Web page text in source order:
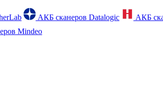
АКБ сканеров Datalogic АКБ
Mindeo